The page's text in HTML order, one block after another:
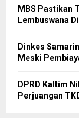
MBS Pastikan
Lembuswana
Dinkes
Meski
DPRD Kaltim
Perjuangan